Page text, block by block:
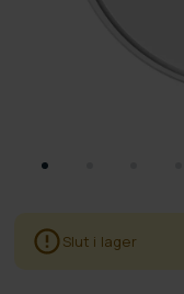
Slut i lager